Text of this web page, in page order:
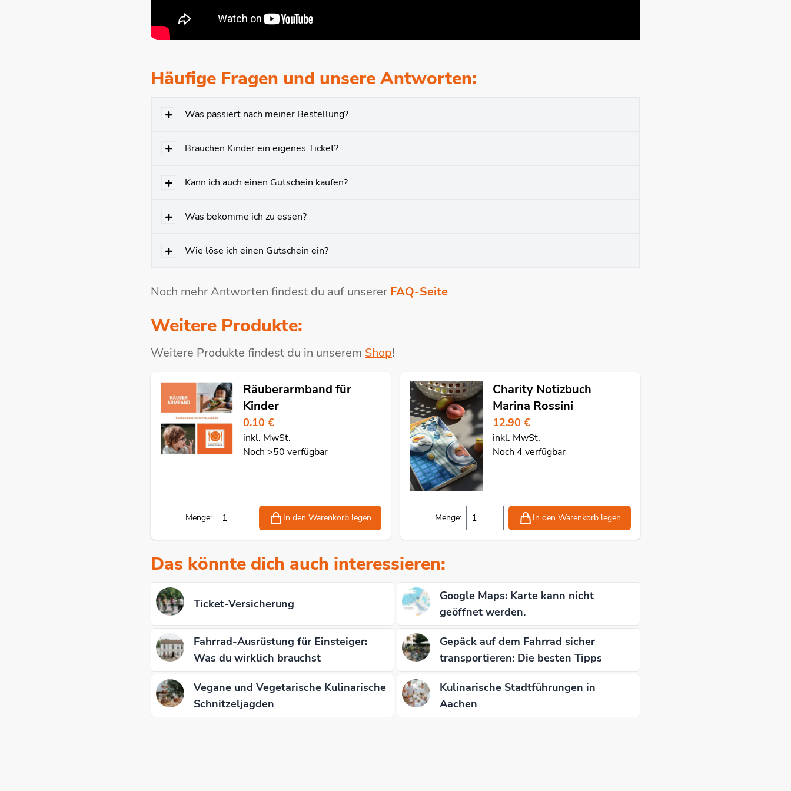
Häufige Fragen und unsere Antworten:
Was passiert nach meiner Bestellung?
Brauchen Kinder ein eigenes Ticket?
Kann ich auch einen Gutschein kaufen?
Was bekomme ich zu essen?
Wie löse ich einen Gutschein ein?
Noch mehr Antworten findest du auf unserer FAQ-Seite
Weitere Produkte:
Weitere Produkte findest du in unserem Shop!
Räuberarmband für
Kinder
0.10 €
inkl. MwSt.
Noch >50 verfügbar
Menge: In den Warenkorb legen
Charity Notizbuch
Marina Rossini
12.90 €
inkl. MwSt.
Noch 4 verfügbar
Menge: In den Warenkorb legen
Das könnte dich auch interessieren:
Ticket-Versicherung
Google Maps: Karte kann nicht
geöffnet werden.
Fahrrad-Ausrüstung für Einsteiger:
Was du wirklich brauchst
Gepäck auf dem Fahrrad sicher
transportieren: Die besten Tipps
Vegane und Vegetarische Kulinarische
Schnitzeljagden
Kulinarische Stadtführungen in
Aachen